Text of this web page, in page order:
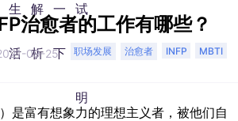
生
活
解
析
一
下
试
说
明
治愈者的工作有哪些？
09-25 MBTI
INFP
治愈者
职场发展
是富有想象力的理想主义者，被他们自